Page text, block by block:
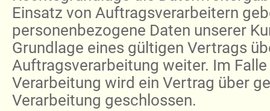
Einsatz von Auftragsverarbeitern
personenbezogene Daten unserer
Grundlage eines gültigen Vertrags
Auftragsverarbeitung weiter. Im
Verarbeitung wird ein Vertrag über
Verarbeitung geschlossen.